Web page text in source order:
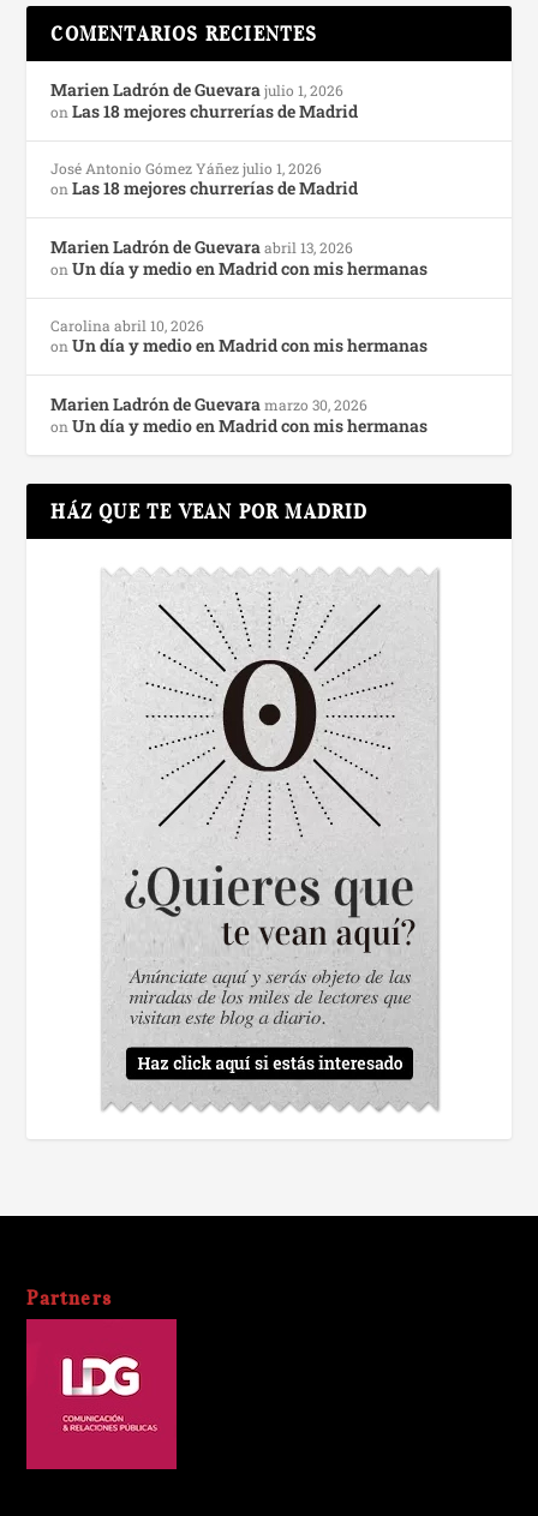
COMENTARIOS RECIENTES
Marien Ladrón de Guevara julio 1, 2026
onLas 18 mejores churrerías de Madrid
José Antonio Gómez Yáñez julio 1, 2026
onLas 18 mejores churrerías de Madrid
Marien Ladrón de Guevara abril 13, 2026
onUn día y medio en Madrid con mis hermanas
Carolina abril 10, 2026
onUn día y medio en Madrid con mis hermanas
Marien Ladrón de Guevara marzo 30, 2026
onUn día y medio en Madrid con mis hermanas
HÁZ QUE TE VEAN POR MADRID
Partners